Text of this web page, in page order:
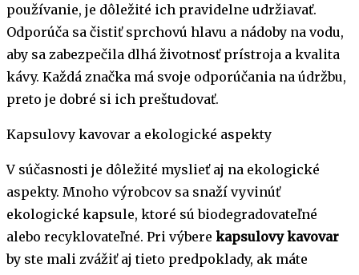
používanie, je dôležité ich pravidelne udržiavať.
Odporúča sa čistiť sprchovú hlavu a nádoby na vodu,
aby sa zabezpečila dlhá životnosť prístroja a kvalita
kávy. Každá značka má svoje odporúčania na údržbu,
preto je dobré si ich preštudovať.
Kapsulovy kavovar a ekologické aspekty
V súčasnosti je dôležité myslieť aj na ekologické
aspekty. Mnoho výrobcov sa snaží vyvinúť
ekologické kapsule, ktoré sú biodegradovateľné
alebo recyklovateľné. Pri výbere kapsulovy kavovar
by ste mali zvážiť aj tieto predpoklady, ak máte